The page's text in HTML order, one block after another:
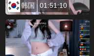
韩国 01:51:10